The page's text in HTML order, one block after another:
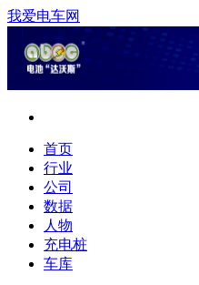
我爱电车网
首页
行业
公司
数据
人物
充电桩
车库